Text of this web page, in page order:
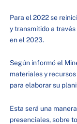
Para el 2022 se
y transmitido a
en el 2023.
Según informó el
materiales y
para elaborar su
Esta será una
presenciales, sobre